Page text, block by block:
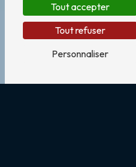
Tout accepter
Tout refuser
Personnaliser